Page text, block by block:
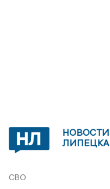
НОВОСТИ
ЛИПЕЦКА
СВО